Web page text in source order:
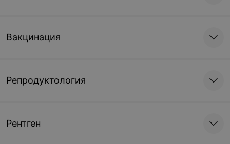
Вакцинация
Репродуктология
Рентген